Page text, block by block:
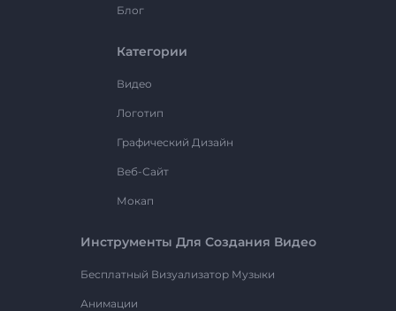
Блог
Категории
Видео
Логотип
Графический Дизайн
Веб-Сайт
Мокап
Инструменты Для Создания Видео
Бесплатный Визуализатор Музыки
Анимации